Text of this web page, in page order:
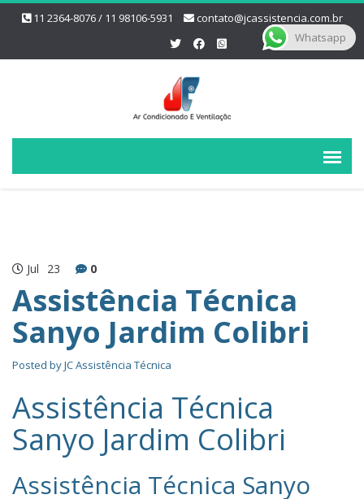
11 2364-8076 / 11 98106-5931 contato@jcassistencia.com.br
Jul 23 0
Assistência Técnica
Sanyo Jardim Colibri
Posted byJC Assistência Técnica
Assistência Técnica
Sanyo Jardim Colibri
Assistência Técnica Sanyo‎
Whatsapp